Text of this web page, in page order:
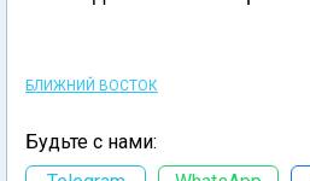
БЛИЖНИЙ ВОСТОК
Будьте с нами: